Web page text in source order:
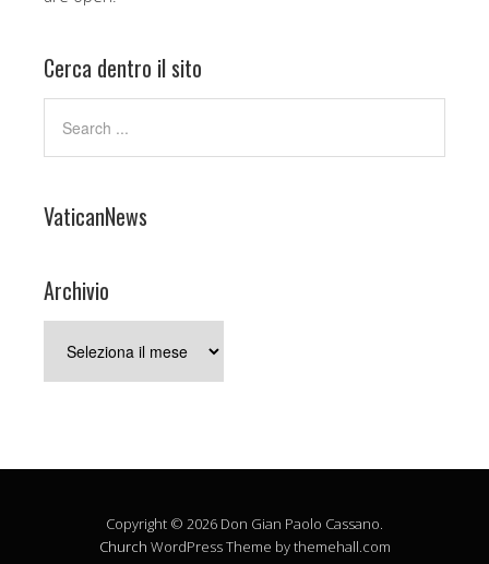
Cerca dentro il sito
VaticanNews
Archivio
Copyright © 2026 Don Gian Paolo Cassano.
Church WordPress Theme by themehall.com